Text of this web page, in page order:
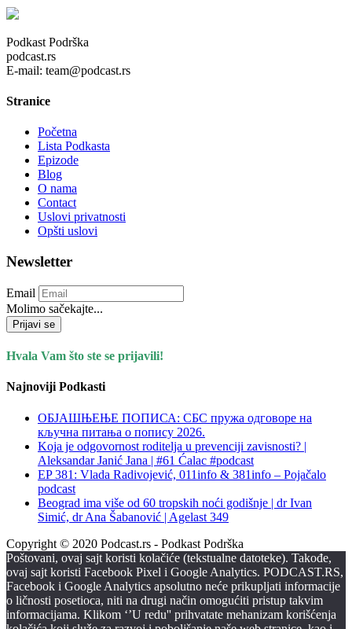
Podkast Podrška
podcast.rs
E-mail: team@podcast.rs
Stranice
Početna
Lista Podkasta
Epizode
Blog
O nama
Contact
Uslovi privatnosti
Opšti uslovi
Newsletter
Email
Molimo sačekajte...
Prijavi se
Hvala Vam što ste se prijavili!
Najnoviji Podkasti
ОБЈАШЊЕЊЕ ПОПИСА: СБС пружа одговоре на
кључна питања о попису 2026.
Koja je odgovornost roditelja u prevenciji zavisnosti? |
Aleksandar Janić Jana | #61 Ćalac #podcast
EP 381: Vlada Radivojević, 011info & 381info – Pojačalo
podcast
Beograd ima više od 60 tropskih noći godišnje | dr Ivan
Simić, dr Ana Šabanović | Agelast 349
Copyright © 2020 Podcast.rs - Podkast Podrška
Poštovani, ovaj sajt koristi kolačiće (tekstualne datoteke). Takođe,
ovaj sajt koristi Facebook Pixel i Google Analytics. PODCAST.RS,
Facebook i Google Analytics apsolutno neće prikupljati informacije
o ličnosti posetioca, niti na drugi način omogućiti pristup takvim
informacijama. Klikom ‘’U redu'' prihvatate mehanizam korišćenja